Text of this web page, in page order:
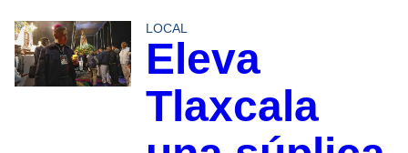
LOCAL
Eleva
Tlaxcala